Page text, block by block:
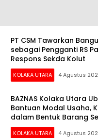
PT CSM Tawarkan
sebagai Pengganti RS
Respons Sekda Kolut
KOLAKA UTARA 4 Agustus
BAZNAS Kolaka Utara
Bantuan Modal Usaha,
dalam Bentuk Barang
Juta
KOLAKA UTARA 4 Agustus